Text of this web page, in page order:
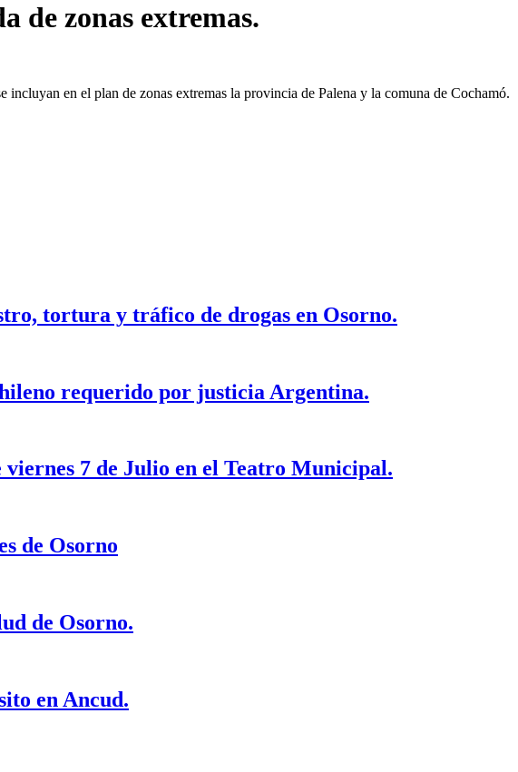
de zonas extremas.
en el plan de zonas extremas la provincia de Palena y la comuna de Cochamó.
tortura y tráfico de drogas en Osorno.
requerido por justicia Argentina.
7 de Julio en el Teatro Municipal.
de Osorno
de Osorno.
en Ancud.